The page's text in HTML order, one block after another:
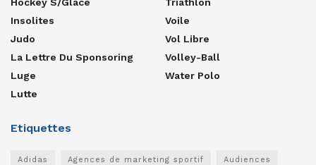
Insolites
Judo
La Lettre Du Sponsoring
Luge
Lutte
Voile
Vol Libre
Volley-Ball
Water Polo
Etiquettes
Adidas Agences de marketing sportif Audiences